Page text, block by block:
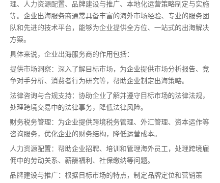
理、人力资源配置、品牌建设与推广、本地化运营策略制定与实施
等。企业出海服务商通常具备丰富的海外市场经验、专业的服务团
队和先进的技术平台，能够为企业提供全方位、一站式的出海解决
方案。
具体来说，企业出海服务商的作用包括：
提供市场洞察：深入了解目标市场，为企业提供市场分析报告、竞
争对手分析、消费者行为研究等，帮助企业制定出海策略。
法律咨询与合规支持：协助企业了解并遵守目标市场的法律法规，
处理跨境交易中的法律事务，降低法律风险。
财务税务管理：为企业提供跨境税务管理、外汇管理、资本运作等
咨询服务，优化企业的财务结构，降低运营成本。
人力资源配置：帮助企业招聘、培训和管理海外员工，处理跨境雇
佣中的劳动关系、薪酬福利、社保缴纳等问题。
品牌建设与推广：根据目标市场的特点，制定品牌定位和营销策